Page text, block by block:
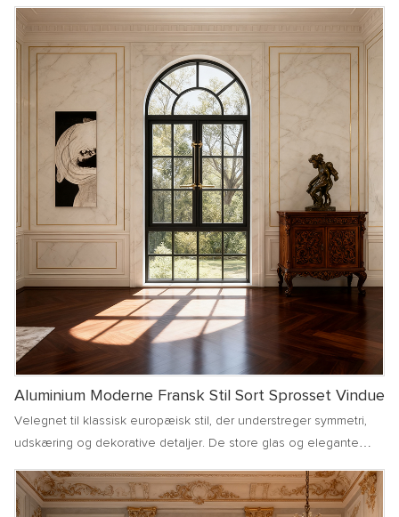
Aluminium Moderne Fransk Stil Sort Sprosset Vindue
Velegnet til klassisk europæisk stil, der understreger symmetri,
udskæring og dekorative detaljer. De store glas og elegante
godser og andre bygninger, parret med sten eller udskårne
dekorationer for at fremvise luksus og elegance